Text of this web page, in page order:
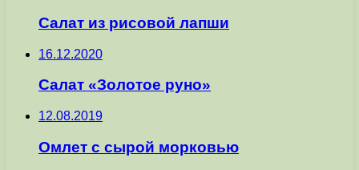
Салат из рисовой лапши
16.12.2020
Салат «Золотое руно»
12.08.2019
Омлет с сырой морковью